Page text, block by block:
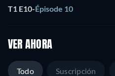
T1 E10-Épisode 10
VER AHORA
Todo Suscripción